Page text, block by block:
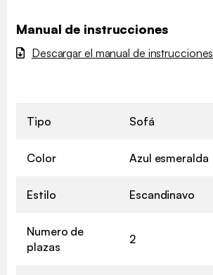
Manual de instrucciones
Descargar el manual de instrucciones
Tipo Sofá
Color Azul esmeralda
Estilo Escandinavo
Numero de
plazas
2